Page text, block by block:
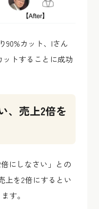
90%カット、Iさん
ットすることに成功
、売上2倍を
にしなさい」との
上を2倍にするとい
す。